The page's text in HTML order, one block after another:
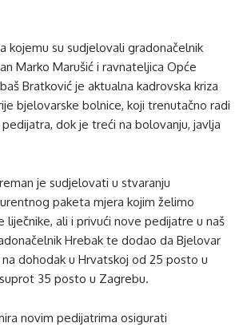
kojemu su sudjelovali gradonačelnik
Marko Marušić i ravnateljica Opće
Bratković je aktualna kadrovska kriza
bjelovarske bolnice, koji trenutačno radi
dok je treći na bolovanju, javlja
je sudjelovati u stvaranju
paketa mjera kojim želimo
liječnike, ali i privući nove pedijatre u naš
Hrebak te dodao da Bjelovar
dohodak u Hrvatskoj od 25 posto u
35 posto u Zagrebu.
novim pedijatrima osigurati